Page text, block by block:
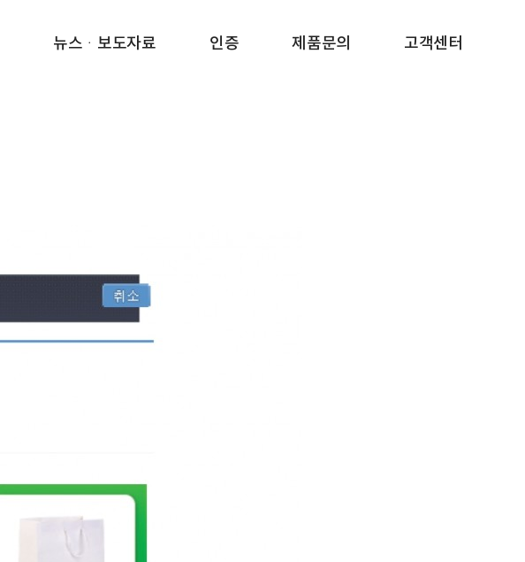
뉴스ᆞ보도자료 인증 제품문의 고객센터